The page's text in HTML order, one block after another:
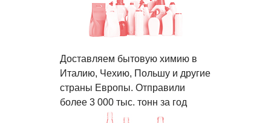
Доставляем бытовую химию в
Италию, Чехию, Польшу и другие
страны Европы. Отправили
более 3 000 тыс. тонн за год